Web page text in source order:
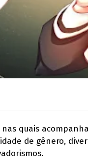
quais
de gênero,